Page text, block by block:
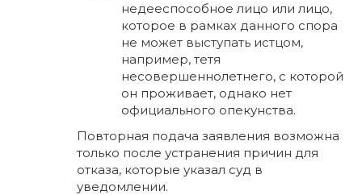
недееспособное лицо или лицо,
которое в рамках данного спора
не может выступать истцом,
например, тетя
несовершеннолетнего, с которой
он проживает, однако нет
официального опекунства.
Повторная подача заявления возможна
только после устранения причин для
отказа, которые указал суд в
уведомлении.